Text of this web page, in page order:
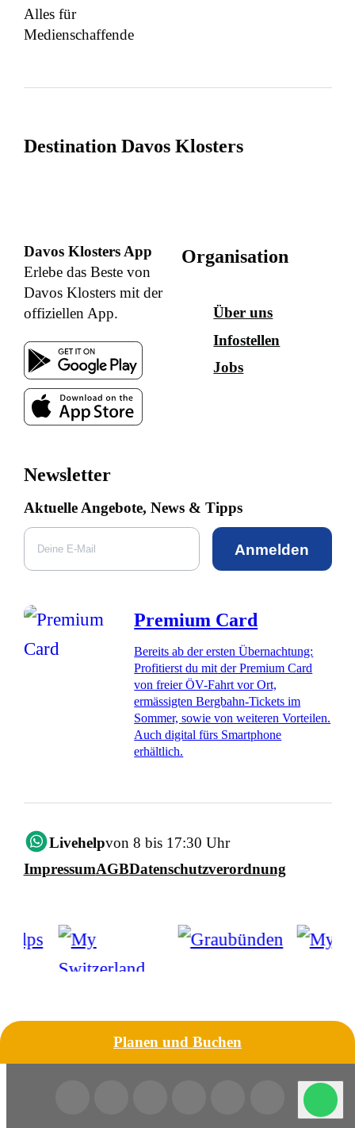
Alles für
Medienschaffende
Destination Davos Klosters
Davos Klosters App
Erlebe das Beste von
Davos Klosters mit der
offiziellen App.
Organisation
Über uns
Infostellen
Jobs
Newsletter
Aktuelle Angebote, News & Tipps
Anmelden
Premium Card
Bereits ab der ersten Übernachtung:
Profitierst du mit der Premium Card
von freier ÖV-Fahrt vor Ort,
ermässigten Bergbahn-Tickets im
Sommer, sowie von weiteren Vorteilen.
Auch digital fürs Smartphone
erhältlich.
Livehelpvon 8 bis 17:30 Uhr
ImpressumAGBDatenschutzverordnung
Planen und Buchen